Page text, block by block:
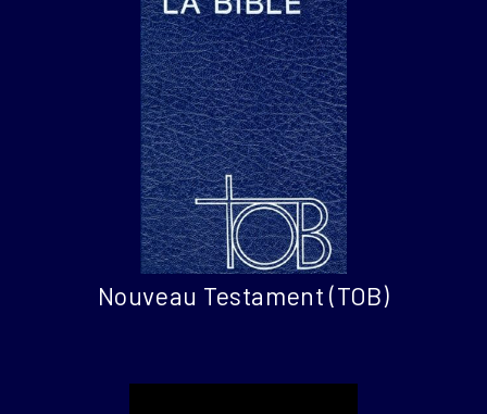
Nouveau Testament (TOB)